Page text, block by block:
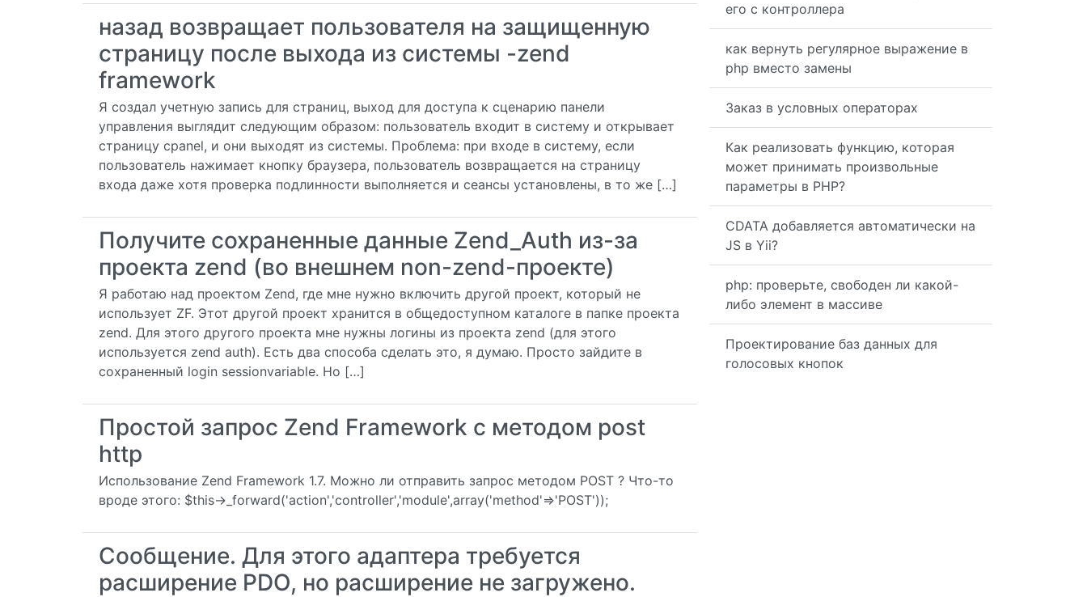
назад возвращает пользователя на защищенную
страницу после выхода из системы -zend
framework
Я создал учетную запись для страниц, выход для доступа к сценарию панели
управления выглядит следующим образом: пользователь входит в систему и открывает
страницу cpanel, и они выходят из системы. Проблема: при входе в систему, если
пользователь нажимает кнопку браузера, пользователь возвращается на страницу
входа даже хотя проверка подлинности выполняется и сеансы установлены, в то же […]
Получите сохраненные данные Zend_Auth из-за
проекта zend (во внешнем non-zend-проекте)
Я работаю над проектом Zend, где мне нужно включить другой проект, который не
использует ZF. Этот другой проект хранится в общедоступном каталоге в папке проекта
zend. Для этого другого проекта мне нужны логины из проекта zend (для этого
используется zend auth). Есть два способа сделать это, я думаю. Просто зайдите в
сохраненный login sessionvariable. Но […]
Простой запрос Zend Framework с методом post
http
Использование Zend Framework 1.7. Можно ли отправить запрос методом POST ? Что-то
вроде этого: $this->_forward('action','controller','module',array('method'=>'POST'));
Сообщение. Для этого адаптера требуется
расширение PDO, но расширение не загружено.
его с контроллера
как вернуть регулярное выражение в
php вместо замены
Заказ в условных операторах
Как реализовать функцию, которая
может принимать произвольные
параметры в PHP?
CDATA добавляется автоматически на
JS в Yii?
php: проверьте, свободен ли какой-
либо элемент в массиве
Проектирование баз данных для
голосовых кнопок